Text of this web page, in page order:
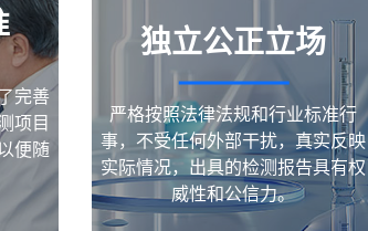
完善
项目
便随
独立公正立场
严格按照法律法规和行业标准行
事，不受任何外部干扰，真实反映
实际情况，出具的检测报告具有权
威性和公信力。